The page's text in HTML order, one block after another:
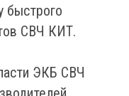
быстрого
СВЧ КИТ.
ЭКБ СВЧ